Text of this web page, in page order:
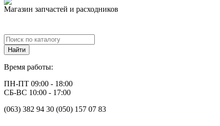
Магазин запчастей и расходников
Время работы:
ПН-ПТ 09:00 - 18:00
СБ-ВС 10:00 - 17:00
(063) 382 94 30 (050) 157 07 83